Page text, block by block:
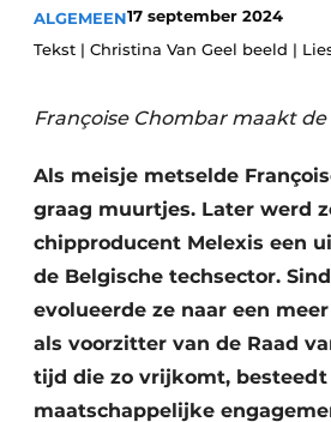
Vacatures
ALGEMEEN17 september 2024
Tekst | Christina Van Geel beeld |
Françoise Chombar maakt de
Als meisje metselde
graag muurtjes. Later werd
chipproducent Melexis een
de Belgische techsector.
evolueerde ze naar een
als voorzitter van de Raad
tijd die zo vrijkomt, besteedt
maatschappelijke